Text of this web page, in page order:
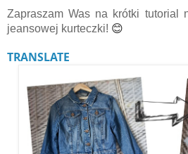
Zapraszam Was na krótki tutorial
jeansowej kurteczki! 😊
TRANSLATE